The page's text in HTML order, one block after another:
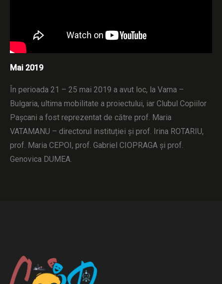
Mai 2019
În perioada 21 – 25 mai 2019 a avut loc, la Varna –
Bulgaria, ultima mobilitate a proiectului, iar Clubul Copiilor
Pașcani a fost reprezentat de către prof. Maria
VATAMANU – directorul instituției și prof. Irina ROTARIU,
prof. Maria CEPOI, prof. Gabriel CIOPRAGA și prof.
Genovica DUMEA.